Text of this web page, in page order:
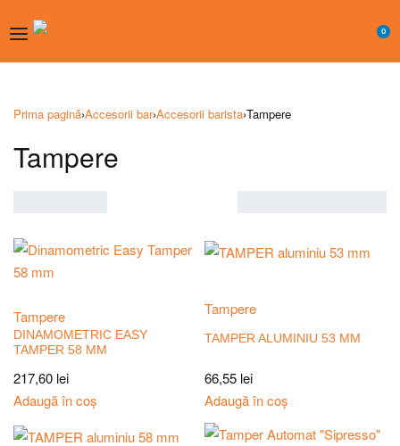
0
Prima pagină›Accesorii bar›Accesorii barista›Tampere
Tampere
Sortare
implicită
Tampere
DINAMOMETRIC EASY
TAMPER 58 MM
217,60 lei
Adaugă în coș
Tampere
TAMPER ALUMINIU 53 MM
66,55 lei
Adaugă în coș